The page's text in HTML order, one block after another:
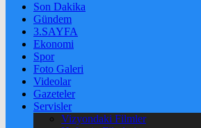
Son Dakika
Gündem
3.SAYFA
Ekonomi
Spor
Foto Galeri
Videolar
Gazeteler
Servisler
Vizyondaki Filmler